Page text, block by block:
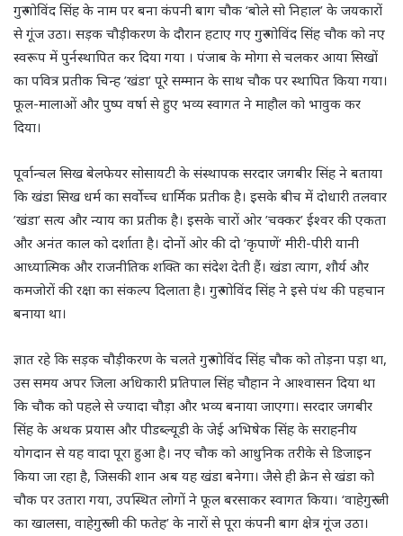
गुरु गोविंद सिंह के नाम पर बना कंपनी बाग चौक ‘बोले सो निहाल’ के जयकारों
से गूंज उठा। सड़क चौड़ीकरण के दौरान हटाए गए गुरु गोविंद सिंह चौक को नए
स्वरूप में पुर्नस्थापित कर दिया गया । पंजाब के मोगा से चलकर आया सिखों
का पवित्र प्रतीक चिन्ह ’खंडा’ पूरे सम्मान के साथ चौक पर स्थापित किया गया।
फूल-मालाओं और पुष्प वर्षा से हुए भव्य स्वागत ने माहौल को भावुक कर
दिया।
पूर्वान्चल सिख बेलफेयर सोसायटी के संस्थापक सरदार जगबीर सिंह ने बताया
कि खंडा सिख धर्म का सर्वोच्च धार्मिक प्रतीक है। इसके बीच में दोधारी तलवार
’खंडा’ सत्य और न्याय का प्रतीक है। इसके चारों ओर ’चक्कर’ ईश्वर की एकता
और अनंत काल को दर्शाता है। दोनों ओर की दो ’कृपाणें’ मीरी-पीरी यानी
आध्यात्मिक और राजनीतिक शक्ति का संदेश देती हैं। खंडा त्याग, शौर्य और
कमजोरों की रक्षा का संकल्प दिलाता है। गुरु गोविंद सिंह ने इसे पंथ की पहचान
बनाया था।
ज्ञात रहे कि सड़क चौड़ीकरण के चलते गुरु गोविंद सिंह चौक को तोड़ना पड़ा था,
उस समय अपर जिला अधिकारी प्रतिपाल सिंह चौहान ने आश्वासन दिया था
कि चौक को पहले से ज्यादा चौड़ा और भव्य बनाया जाएगा। सरदार जगबीर
सिंह के अथक प्रयास और पीडब्ल्यूडी के जेई अभिषेक सिंह के सराहनीय
योगदान से यह वादा पूरा हुआ है। नए चौक को आधुनिक तरीके से डिजाइन
किया जा रहा है, जिसकी शान अब यह खंडा बनेगा। जैसे ही क्रेन से खंडा को
चौक पर उतारा गया, उपस्थित लोगों ने फूल बरसाकर स्वागत किया। ‘वाहेगुरु जी
का खालसा, वाहेगुरु जी की फतेह’ के नारों से पूरा कंपनी बाग क्षेत्र गूंज उठा।